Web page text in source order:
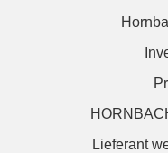
Lieferant